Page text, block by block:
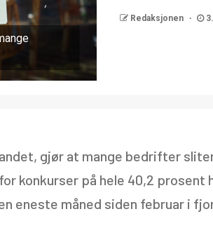
Redaksjonen 3.
gjør at mange bedrifter
konkurser på hele 40,2 prosent
eneste måned siden februar i